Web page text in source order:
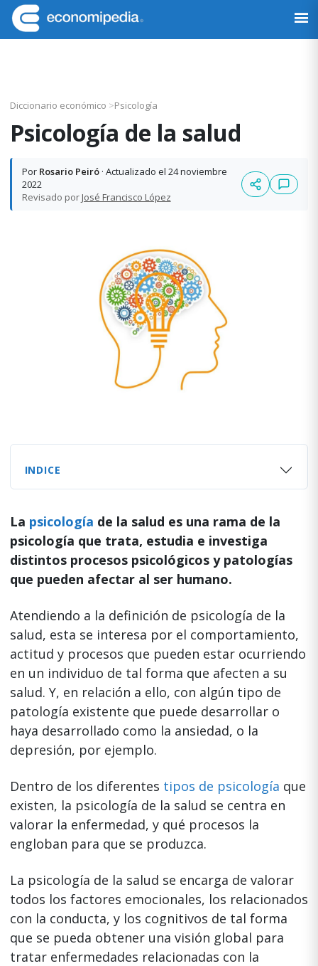
Saltar
a
la
Saltar
al
contenido
Saltar
a
la
Saltar
al
pie
Economipedia
Haciendo
Diccionario económico >Psicología
Psicología de la salud
Por Rosario Peiró· Actualizado el 24 noviembre
2022
Revisado porJosé Francisco López
INDICE
La psicología de la salud es una rama de la
psicología que trata, estudia e investiga
distintos procesos psicológicos y patologías
que pueden afectar al ser humano.
Atendiendo a la definición de psicología de la
salud, esta se interesa por el comportamiento,
actitud y procesos que pueden estar ocurriendo
en un individuo de tal forma que afecten a su
salud. Y, en relación a ello, con algún tipo de
patología existente que puede desarrollar o
haya desarrollado como la ansiedad, o la
depresión, por ejemplo.
Dentro de los diferentes tipos de psicología que
existen, la psicología de la salud se centra en
valorar la enfermedad, y qué procesos la
engloban para que se produzca.
La psicología de la salud se encarga de valorar
todos los factores emocionales, los relacionados
con la conducta, y los cognitivos de tal forma
que se pueda obtener una visión global para
tratar enfermedades relacionadas con la